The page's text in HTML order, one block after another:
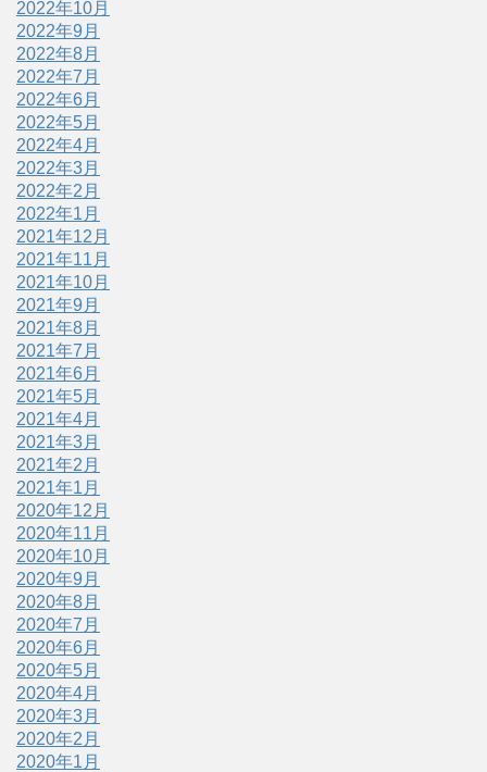
2022年10月
2022年9月
2022年8月
2022年7月
2022年6月
2022年5月
2022年4月
2022年3月
2022年2月
2022年1月
2021年12月
2021年11月
2021年10月
2021年9月
2021年8月
2021年7月
2021年6月
2021年5月
2021年4月
2021年3月
2021年2月
2021年1月
2020年12月
2020年11月
2020年10月
2020年9月
2020年8月
2020年7月
2020年6月
2020年5月
2020年4月
2020年3月
2020年2月
2020年1月